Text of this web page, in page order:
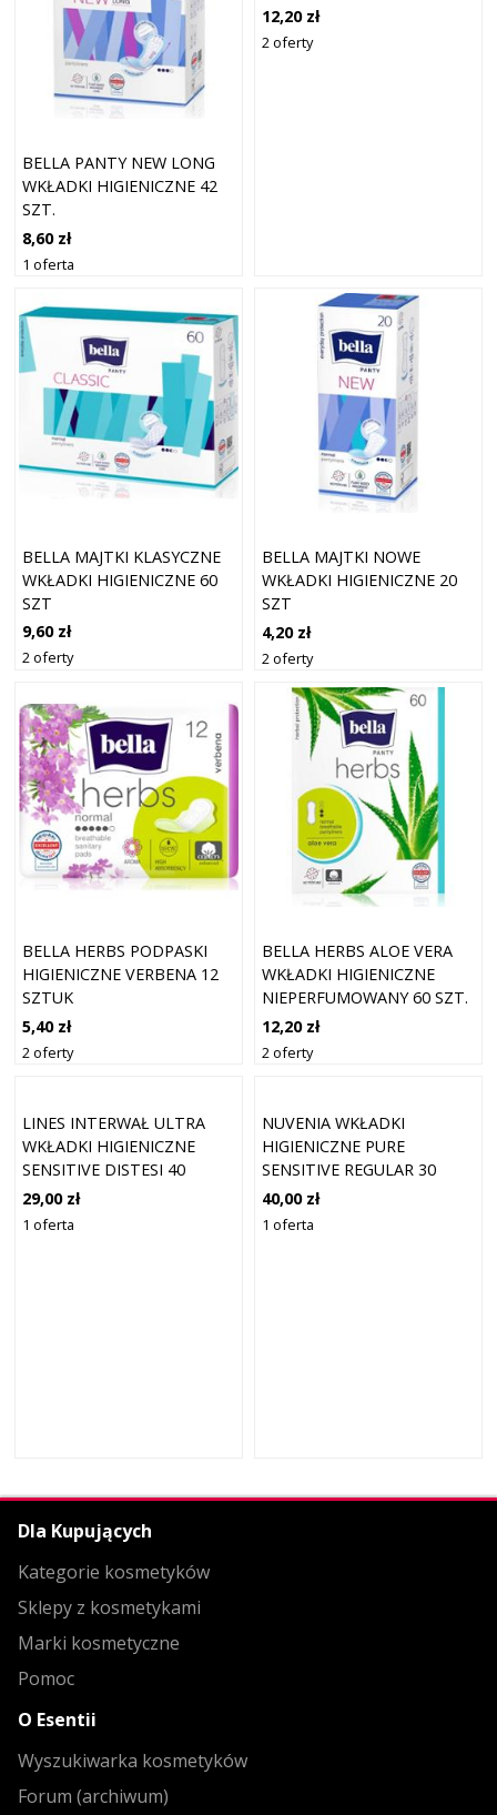
BELLA PANTY NEW LONG
WKŁADKI HIGIENICZNE 42
SZT.
8,60 zł
1 oferta
12,20 zł
2 oferty
BELLA MAJTKI KLASYCZNE
WKŁADKI HIGIENICZNE 60
SZT
9,60 zł
2 oferty
BELLA MAJTKI NOWE
WKŁADKI HIGIENICZNE 20
SZT
4,20 zł
2 oferty
BELLA HERBS PODPASKI
HIGIENICZNE VERBENA 12
SZTUK
5,40 zł
2 oferty
BELLA HERBS ALOE VERA
WKŁADKI HIGIENICZNE
NIEPERFUMOWANY 60 SZT.
12,20 zł
2 oferty
LINES INTERWAŁ ULTRA
WKŁADKI HIGIENICZNE
SENSITIVE DISTESI 40
SZTUK
29,00 zł
1 oferta
NUVENIA WKŁADKI
HIGIENICZNE PURE
SENSITIVE REGULAR 30
SZTUK
40,00 zł
1 oferta
Dla Kupujących
Kategorie kosmetyków
Sklepy z kosmetykami
Marki kosmetyczne
Pomoc
O Esentii
Wyszukiwarka kosmetyków
Forum (archiwum)